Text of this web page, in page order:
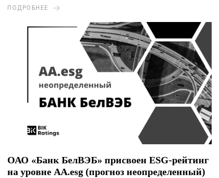
ПОДРОБНЕЕ
ОАО «Банк БелВЭБ» присвоен ESG-рейтинг
на уровне AA.esg (прогноз неопределенный)